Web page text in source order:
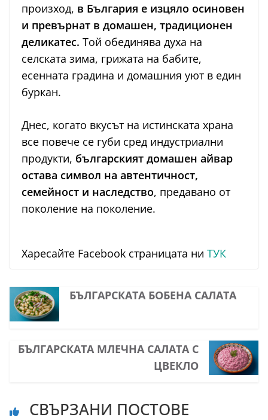
произход, в България е изцяло осиновен
и превърнат в домашен, традиционен
деликатес. Той обединява духа на
селската зима, грижата на бабите,
есенната градина и домашния уют в един
буркан.
Днес, когато вкусът на истинската храна
все повече се губи сред индустриални
продукти, българският домашен айвар
остава символ на автентичност,
семейност и наследство, предавано от
поколение на поколение.
Харесайте Facebook страницата ни ТУК
БЪЛГАРСКАТА БОБЕНА САЛАТА
БЪЛГАРСКАТА МЛЕЧНА САЛАТА С
ЦВЕКЛО
СВЪРЗАНИ ПОСТОВЕ